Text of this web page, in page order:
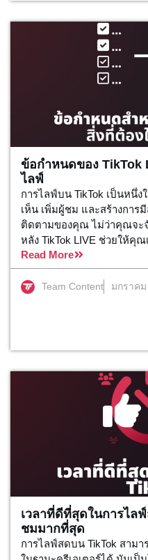
ข้อกำหนดของ TikTok
ไลฟ์
การไลฟ์บน TikTok เป็นหนึ่
เห็น เพิ่มผู้ชม และสร้างการ
ติดตามของคุณ ไม่ว่าคุณจะ
หลัง TikTok LIVE ช่วยให้คุ
Read More
Team Content มกราคม
เวลาที่ดีที่สุดในการไล
ชมมากที่สุด
การไลฟ์สดบน TikTok สาม